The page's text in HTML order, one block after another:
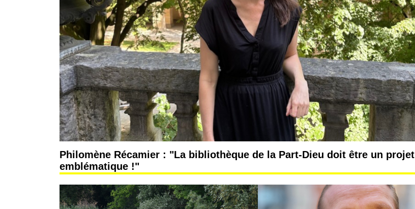
Philomène Récamier : "La bibliothèque de la Part-Dieu doit être un projet
emblématique !"